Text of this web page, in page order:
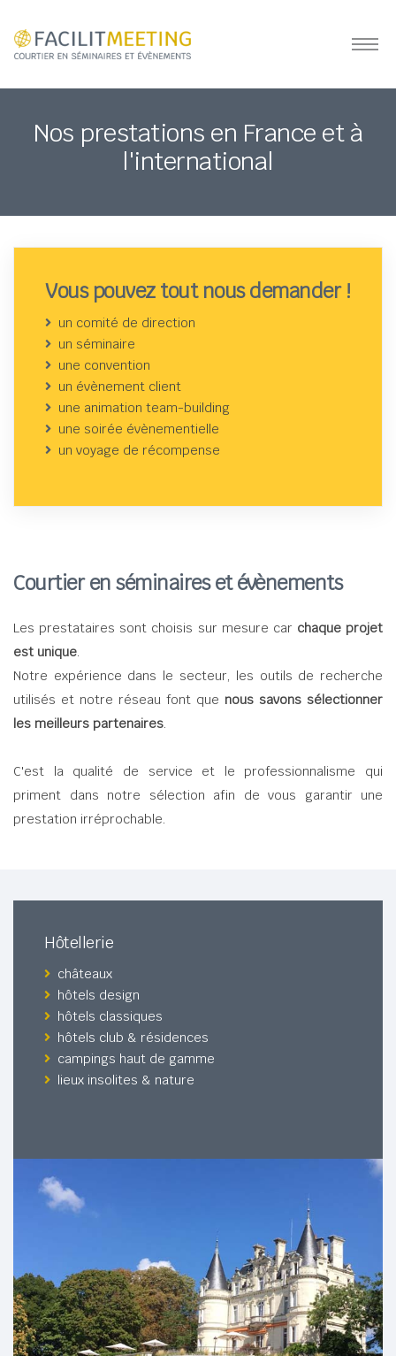
Nos prestations en France et à
l'international
Vous pouvez tout nous demander !
un comité de direction
un séminaire
une convention
un évènement client
une animation team-building
une soirée évènementielle
un voyage de récompense
Courtier en séminaires et évènements
Les prestataires sont choisis sur mesure car chaque projet
est unique.
Notre expérience dans le secteur, les outils de recherche
utilisés et notre réseau font que nous savons sélectionner
les meilleurs partenaires.
C'est la qualité de service et le professionnalisme qui
priment dans notre sélection afin de vous garantir une
prestation irréprochable.
Hôtellerie
châteaux
hôtels design
hôtels classiques
hôtels club & résidences
campings haut de gamme
lieux insolites & nature